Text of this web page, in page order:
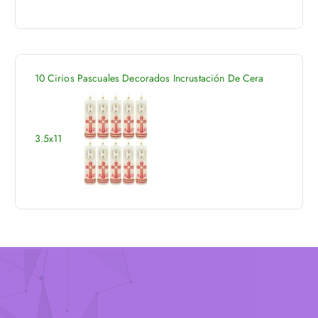
n
e
o
10 Cirios Pascuales Decorados Incrustación De Cera
3.5x11